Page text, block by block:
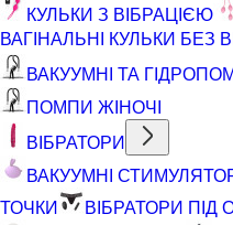
КУЛЬКИ З ВІБРАЦІЄЮ
ВАГІНАЛЬНІ КУЛЬКИ БЕЗ
ВАКУУМНІ ТА
ПОМПИ ЖІНОЧІ
ВІБРАТОРИ
ВАКУУМНІ
ТОЧКИ
ВІБРАТОРИ ПІД